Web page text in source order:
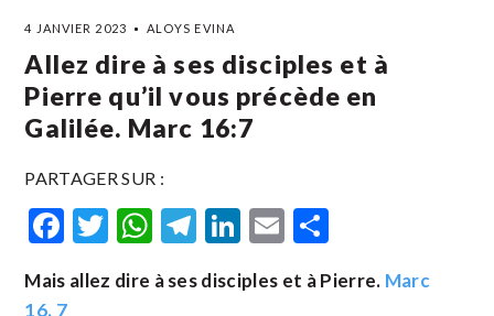
4 JANVIER 2023 ALOYS EVINA
Allez dire à ses disciples et à
Pierre qu’il vous précède en
Galilée. Marc 16:7
PARTAGER SUR :
Facebook
Twitter
WhatsApp
Telegram
LinkedIn
Email
Mais allez dire à ses disciples et à Pierre. Marc
16. 7